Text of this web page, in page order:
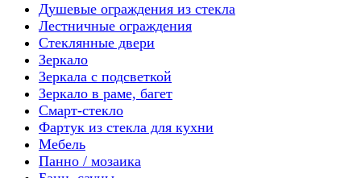
Душевые ограждения из стекла
Лестничные ограждения
Стеклянные двери
Зеркало
Зеркала с подсветкой
Зеркало в раме, багет
Смарт-стекло
Фартук из стекла для кухни
Мебель
Панно / мозаика